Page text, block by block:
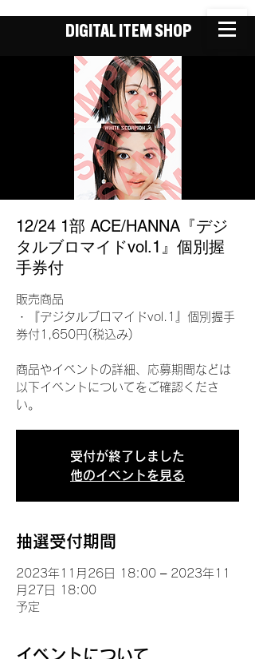
DIGITAL ITEM SHOP
12/24 1部 ACE/HANNA『デジ
タルブロマイドvol.1』個別握
手券付
販売商品
・『デジタルブロマイドvol.1』個別握手
券付1,650円(税込み)
商品やイベントの詳細、応募期間などは
以下イベントについてをご確認くださ
い。
受付が終了しました
他のイベントを見る
抽選受付期間
2023年11月26日 18:00 – 2023年11
月27日 18:00
予定
イベントについて